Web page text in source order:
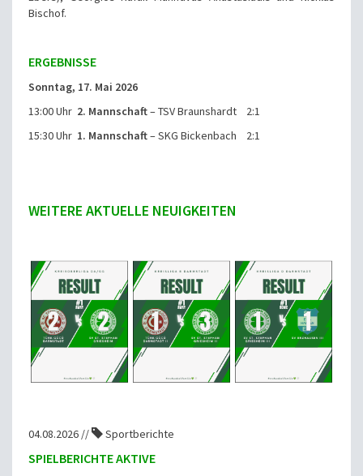
Bischof.
ERGEBNISSE
Sonntag, 17. Mai 2026
13:00 Uhr 2. Mannschaft– TSV Braunshardt 2:1
15:30 Uhr 1. Mannschaft– SKG Bickenbach 2:1
WEITERE AKTUELLE NEUIGKEITEN
04.08.2026 // Sportberichte
SPIELBERICHTE AKTIVE